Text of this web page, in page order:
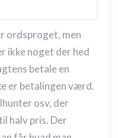
ordsproget, men
ikke noget der hed
betale en
er betalingen værd.
osv, der
halv pris. Der